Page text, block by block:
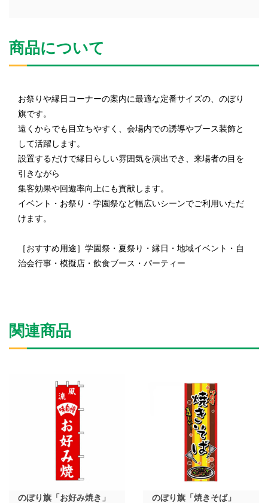
商品について
お祭りや縁日コーナーの案内に最適な定番サイズの、のぼり
旗です。
遠くからでも目立ちやすく、会場内での誘導やブース装飾と
して活躍します。
設置するだけで縁日らしい雰囲気を演出でき、来場者の目を
引きながら
集客効果や回遊率向上にも貢献します。
イベント・お祭り・学園祭など幅広いシーンでご利用いただ
けます。
［おすすめ用途］学園祭・夏祭り・縁日・地域イベント・自
治会行事・模擬店・飲食ブース・パーティー
関連商品
のぼり旗「お好み焼き」 のぼり旗「焼きそば」